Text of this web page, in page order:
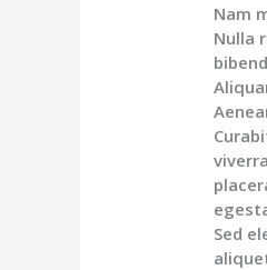
Nam
Nulla
Sed